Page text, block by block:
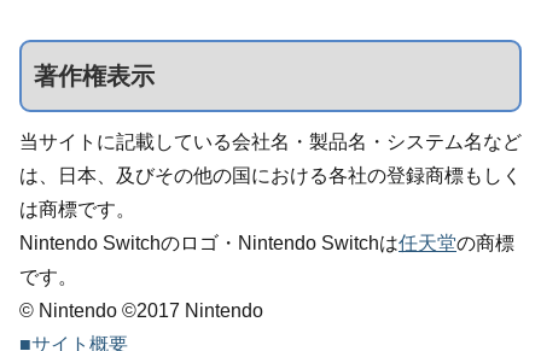
著作権表示
当サイトに記載している会社名・製品名・システム名など
は、日本、及びその他の国における各社の登録商標もしく
は商標です。
Nintendo Switchのロゴ・Nintendo Switchは任天堂の商標
です。
© Nintendo ©2017 Nintendo
■サイト概要